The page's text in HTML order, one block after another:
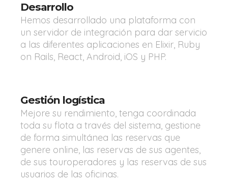
Desarrollo
Hemos desarrollado una plataforma con
un servidor de integración para dar servicio
a las diferentes aplicaciones en Elixir, Ruby
on Rails, React, Android, iOS y PHP.
Gestión logística
Mejore su rendimiento, tenga coordinada
toda su flota a través del sistema, gestione
de forma simultánea las reservas que
genere online, las reservas de sus agentes,
de sus touroperadores y las reservas de sus
usuarios de las oficinas.